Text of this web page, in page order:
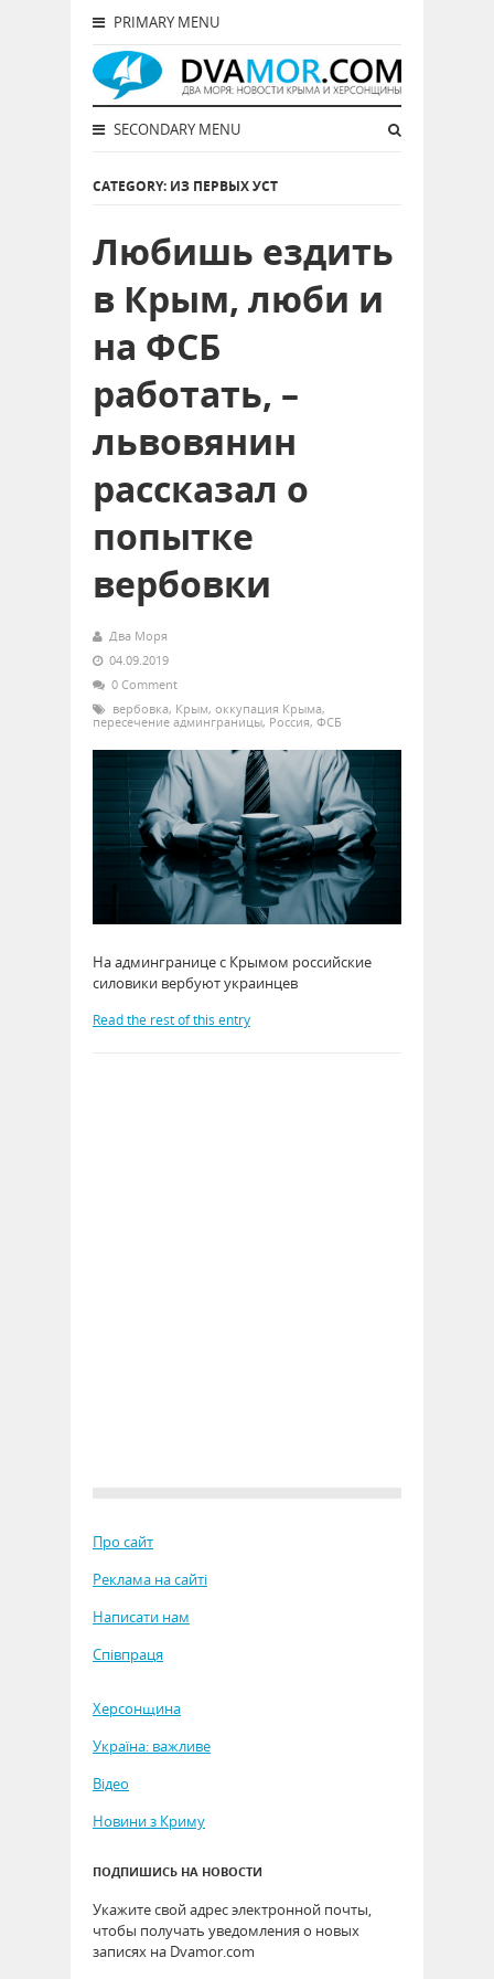
PRIMARY MENU
SECONDARY MENU
CATEGORY: ИЗ ПЕРВЫХ УСТ
Любишь ездить
в Крым, люби и
на ФСБ
работать, –
львовянин
рассказал о
попытке
вербовки
Два Моря
04.09.2019
0 Comment
вербовка, Крым, оккупация Крыма,
пересечение админграницы, Россия, ФСБ
На админгранице с Крымом российские
силовики вербуют украинцев
Read the rest of this entry
Про сайт
Реклама на сайті
Написати нам
Співпраця
Херсонщина
Україна: важливе
Відео
Новини з Криму
ПОДПИШИСЬ НА НОВОСТИ
Укажите свой адрес электронной почты,
чтобы получать уведомления о новых
записях на Dvamor.com